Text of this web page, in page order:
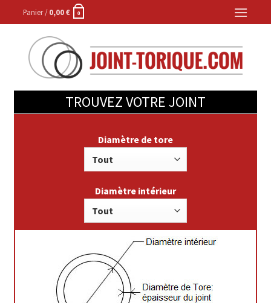
to
Panier /0,00€ 0
TROUVEZ VOTRE JOINT
Diamètre de tore
Diamètre intérieur